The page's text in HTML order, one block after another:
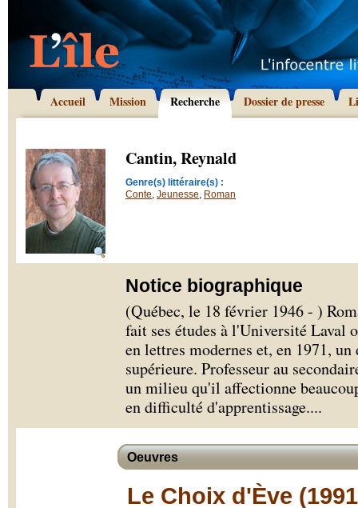
Accueil Mission Recherche Dossier de presse
Cantin, Reynald
Genre(s) littéraire(s) :
Conte, Jeunesse, Roman
Notice biographique
(Québec, le 18 février 1946 - )
fait ses études à l'Université Laval
en lettres modernes et, en 1971,
supérieure. Professeur au
un milieu qu'il affectionne
en difficulté d'apprentissage....
Oeuvres
Le Choix d'Ève